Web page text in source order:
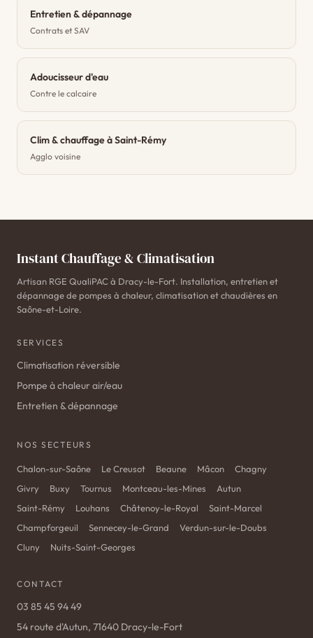
Entretien & dépannage
Contrats et SAV
Adoucisseur d'eau
Contre le calcaire
Clim & chauffage à Saint-Rémy
Agglo voisine
Instant Chauffage & Climatisation
Artisan RGE QualiPAC à Dracy-le-Fort. Installation, entretien et
dépannage de pompes à chaleur, climatisation et chaudières en
Saône-et-Loire.
SERVICES
Climatisation réversible
Pompe à chaleur air/eau
Entretien & dépannage
NOS SECTEURS
Chalon-sur-Saône Le Creusot Beaune Mâcon
Chagny
Givry
Buxy Tournus Montceau-les-Mines
Autun
Saint-Rémy
Louhans Châtenoy-le-Royal
Saint-Marcel
Champforgeuil
Sennecey-le-Grand
Verdun-sur-le-Doubs
Cluny
Nuits-Saint-Georges
CONTACT
03 85 45 94 49
54 route d'Autun, 71640 Dracy-le-Fort